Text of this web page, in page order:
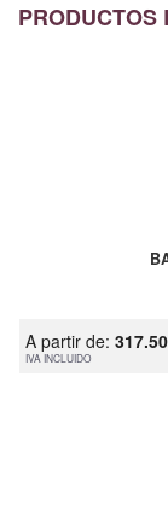
PRODUCTOS
A partir de:
IVA INCLUIDO